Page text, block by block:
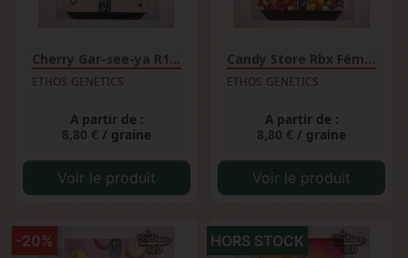
Cherry Gar-see-ya R1 Féminisée
ETHOS GENETICS
A partir de :
8,80 € / graine
Voir le produit
Candy Store Rbx Féminisée
ETHOS GENETICS
A partir de :
8,80 € / graine
Voir le produit
-20%
HORS STOCK